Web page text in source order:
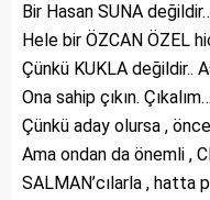
Bir Hasan SUNA
Hele bir ÖZCAN ÖZEL
Çünkü KUKLA değildir..
Ona sahip çıkın.
Çünkü aday olursa ,
Ama ondan da önemli ,
SALMAN’cılarla , hatta